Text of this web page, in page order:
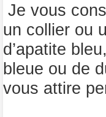
Je vous
un collier ou
d’apatite
bleue ou de
vous attire